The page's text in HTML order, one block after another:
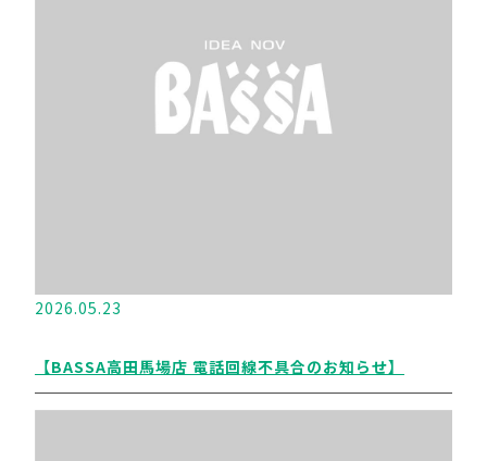
2026.05.23
【BASSA高田馬場店 電話回線不具合のお知らせ】